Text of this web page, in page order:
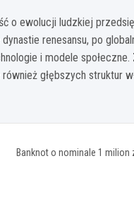
o ewolucji ludzkiej
renesansu, po
i modele społeczne.
również głębszych struktur
Banknot o nominale 1 milion